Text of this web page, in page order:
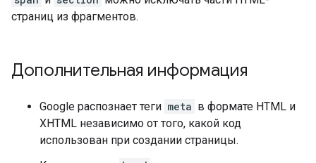
страниц из фрагментов.
Дополнительная информация
Google распознает теги meta в формате HTML и
XHTML независимо от того, какой код
использован при создании страницы.